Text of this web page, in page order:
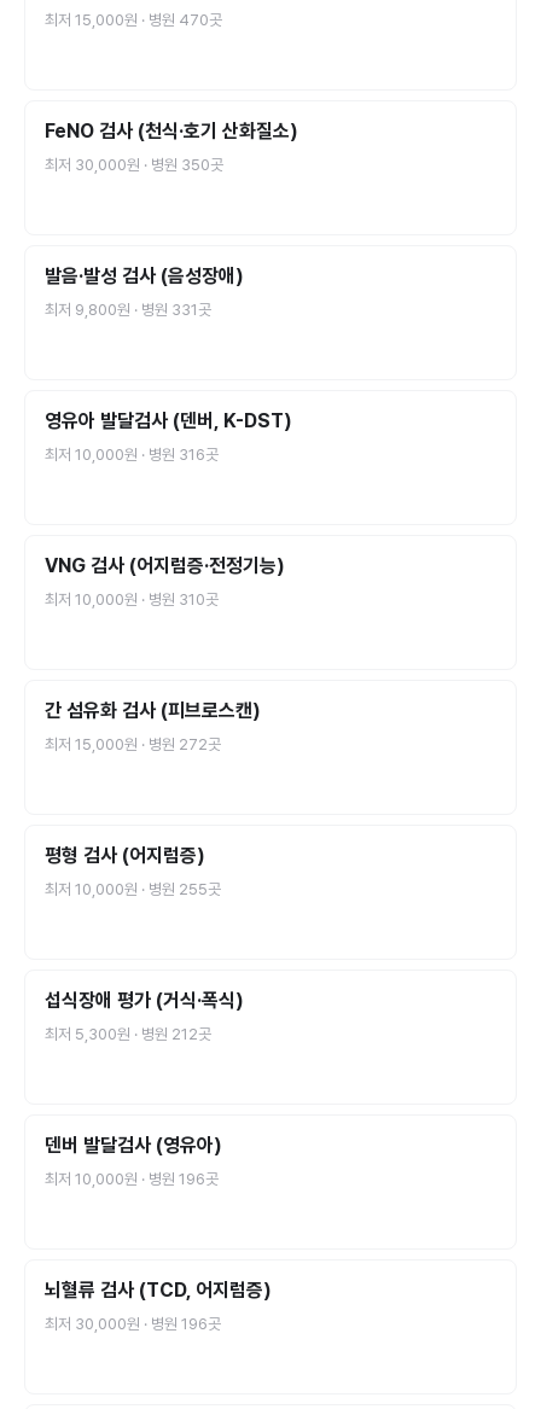
최저 15,000원 · 병원 470곳
FeNO 검사 (천식·호기 산화질소)
최저 30,000원 · 병원 350곳
발음·발성 검사 (음성장애)
최저 9,800원 · 병원 331 곳
영유아 발달검사 (덴버, K-DST)
최저 10,000원 · 병원 316곳
VNG 검사 (어지럼증·전정기능)
최저 10,000원 · 병원 310곳
간 섬유화 검사 (피브로스캔)
최저 15,000원 · 병원 272곳
평형 검사 (어지럼증)
최저 10,000원 · 병원 255곳
섭식장애 평가 (거식·폭식)
최저 5,300원 · 병원 212곳
덴버 발달검사 (영유아)
최저 10,000원 · 병원 196곳
뇌혈류 검사 (TCD, 어지럼증)
최저 30,000원 · 병원 196곳